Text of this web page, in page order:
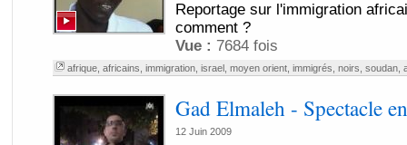
Reportage sur l'immigration
comment ?
Vue : 7684 fois
afrique, africains immigration, israel, moyen orient, immigrés noirs soudan,
Gad Elmaleh - Spectacle
12 Juin 2009